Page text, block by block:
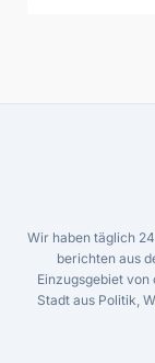
Wir haben täglich
berichten aus
Einzugsgebiet
Stadt aus Politik,